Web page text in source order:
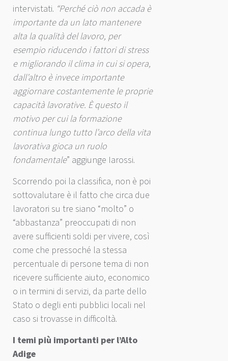
intervistati. “Perché ciò non accada è
importante da un lato mantenere
alta la qualità del lavoro, per
esempio riducendo i fattori di stress
e migliorando il clima in cui si opera,
dall’altro è invece importante
aggiornare costantemente le proprie
capacità lavorative. È questo il
motivo per cui la formazione
continua lungo tutto l’arco della vita
lavorativa gioca un ruolo
fondamentale” aggiunge Iarossi.
Scorrendo poi la classifica, non è poi
sottovalutare è il fatto che circa due
lavoratori su tre siano “molto” o
“abbastanza” preoccupati di non
avere sufficienti soldi per vivere, così
come che pressoché la stessa
percentuale di persone tema di non
ricevere sufficiente aiuto, economico
o in termini di servizi, da parte dello
Stato o degli enti pubblici locali nel
caso si trovasse in difficoltà.
I temi più importanti per l’Alto
Adige